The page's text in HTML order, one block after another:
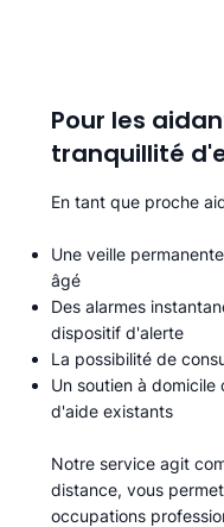
Pour les
tranquillité
En tant que proche
Une veille
âgé
Des alarmes
dispositif d'alerte
La possibilité de
Un soutien à
d'aide existants
Notre service agit
distance, vous
occupations